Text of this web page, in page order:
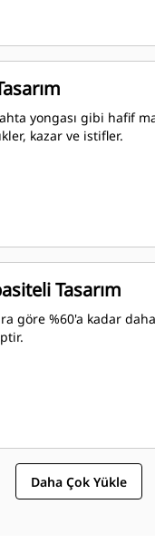
yongası gibi hafif
kazar ve istifler.
Tasarım
göre %60'a kadar
Daha Çok Yükle